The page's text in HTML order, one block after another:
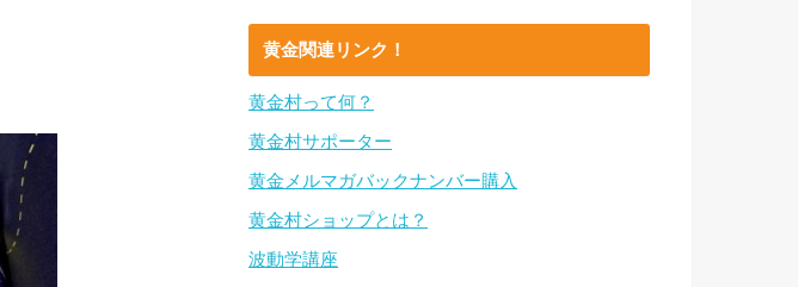
黄金関連リンク！
黄金村って何？
黄金村サポーター
黄金メルマガバックナンバー購入
黄金村ショップとは？
波動学講座